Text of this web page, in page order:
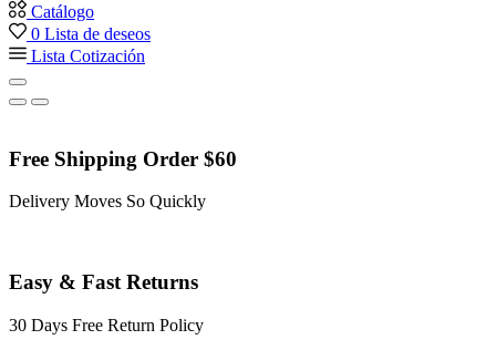
Catálogo
0 Lista de deseos
Lista Cotización
Free Shipping Order $60
Delivery Moves So Quickly
Easy & Fast Returns
30 Days Free Return Policy